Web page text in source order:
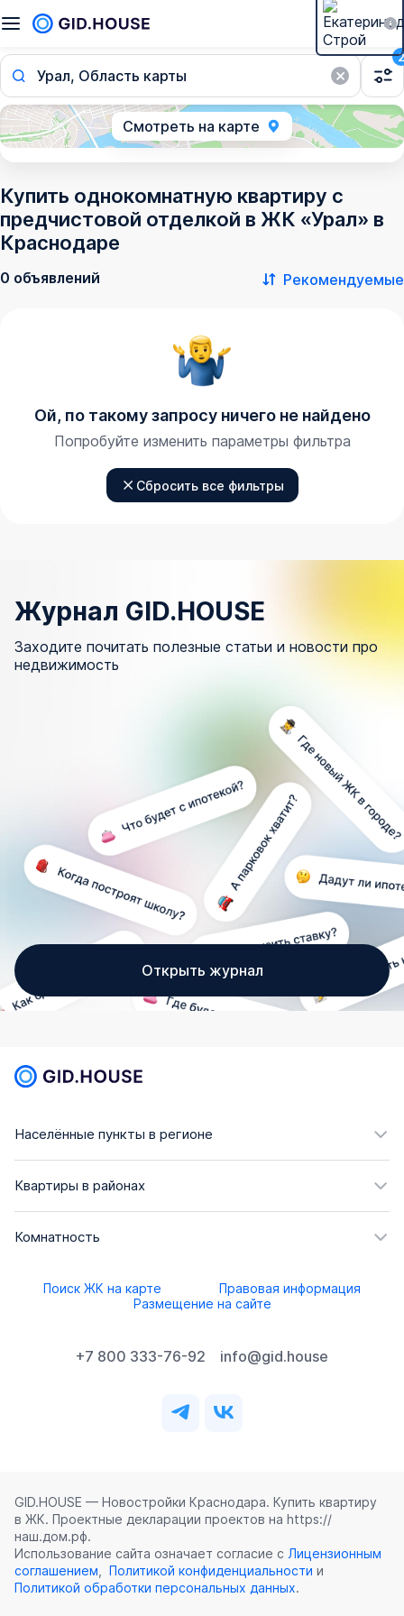
Урал, Область карты
2
Смотреть на карте
Купить однокомнатную квартиру с
предчистовой отделкой в ЖК «Урал» в
Краснодаре
0 объявлений Рекомендуемые
Ой, по такому запросу ничего не найдено
Попробуйте изменить параметры фильтра
Сбросить все фильтры
Журнал GID.HOUSE
Заходите почитать полезные статьи и новости про
недвижимость
Открыть журнал
Населённые пункты в регионе
Квартиры в районах
Комнатность
Поиск ЖК на карте
Правовая информация
Размещение на сайте
+7 800 333-76-92 info@gid.house
GID.HOUSE — Новостройки Краснодара. Купить квартиру
в ЖК. Проектные декларации проектов на https://
наш.дом.рф.
Использование сайта означает согласие с Лицензионным
соглашением
Политикой конфиденциальности и
Политикой обработки персональных данных.